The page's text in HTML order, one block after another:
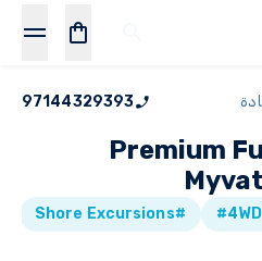
97144329393
Premium
#Shore Excursions